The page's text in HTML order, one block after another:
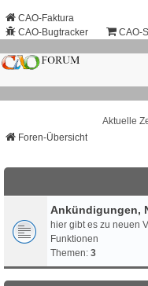
CAO-Faktura
CAO-Bugtracker
CAO-
Aktuelle
Foren-Übersicht
Ankündigungen,
hier gibt es zu neuen
Funktionen
Themen: 3